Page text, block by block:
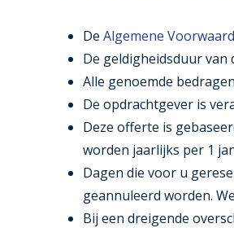
De Algemene
De geldigheidsduur van
Alle genoemde
De opdrachtgever is
Deze offerte is
worden jaarlijks per 1
Dagen die voor u
geannuleerd worden.
Bij een dreigende